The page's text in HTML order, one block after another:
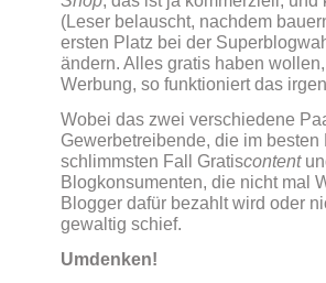
(Leser belauscht, nachdem
ersten Platz bei der
ändern. Alles gratis haben
Werbung, so funktioniert das
Wobei das zwei verschiedene
Gewerbetreibende, die im
schlimmsten Fall Gratiscontent
Blogkonsumenten, die nicht mal
Blogger dafür bezahlt wird oder
gewaltig schief.
Umdenken!